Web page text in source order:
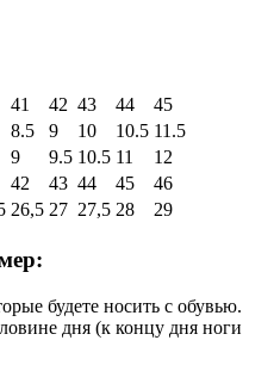
41 42 43 44
45
8.5 9 10 10.5 11.5
9 9.5 10.5 11
12
42 43 44 45
46
26,5 27 27,5 28 29
будете носить с обувью.
дня (к концу дня ноги